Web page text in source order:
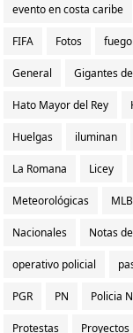
evento en costa caribe
FIFA Fotos fuego
General Gigantes
Hato Mayor del Rey
Huelgas iluminan
La Romana Licey
Meteorológicas MLB
Nacionales Notas
operativo policial
PGR PN Policia
Protestas Proyectos